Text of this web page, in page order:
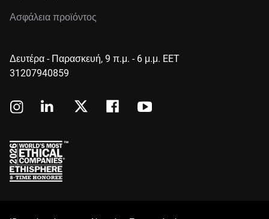
Ασφάλεια προϊόντος
Δευτέρα - Παρασκευή, 9 π.μ. - 6 μ.μ. EET
31207940859